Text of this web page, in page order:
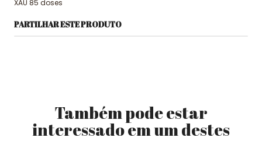
XAU 85 doses
PARTILHAR ESTE PRODUTO
Também pode estar
interessado em um destes